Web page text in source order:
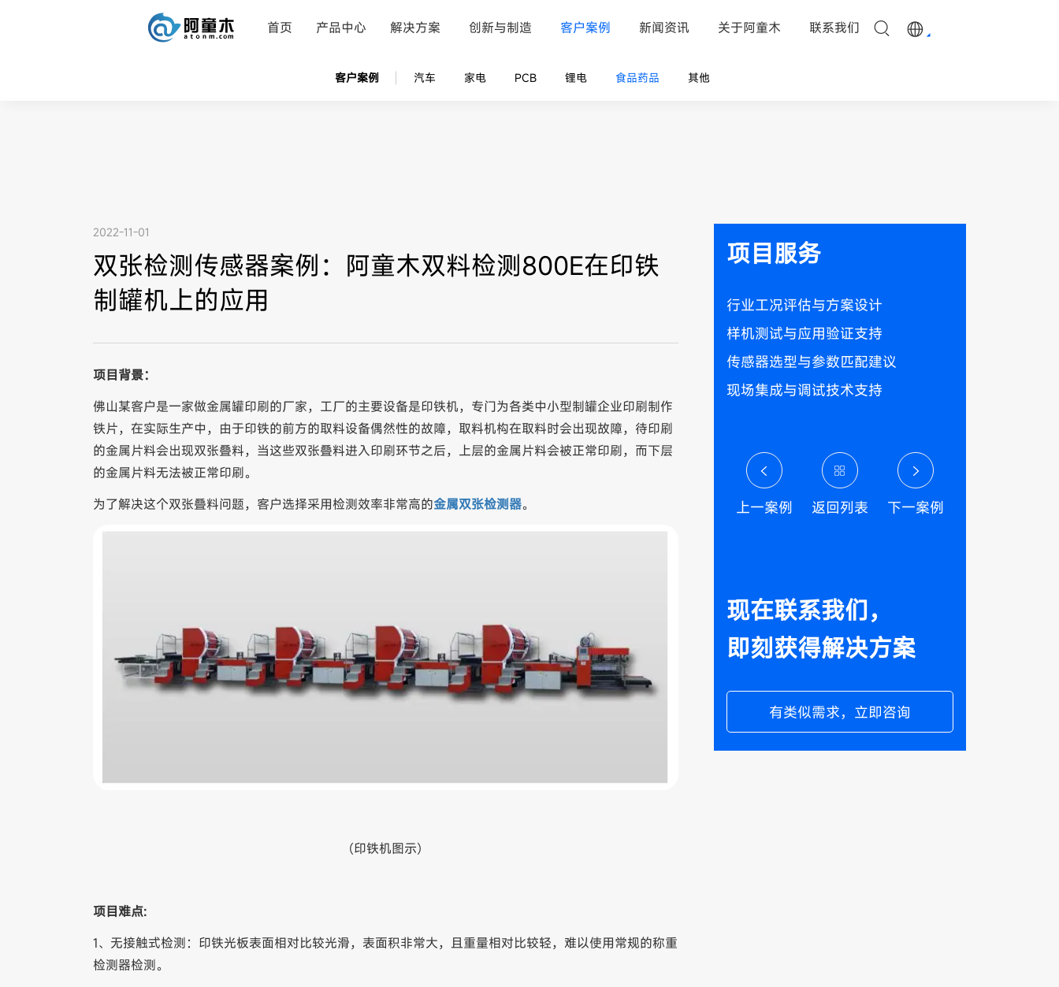
首页 产品中心 解决方案 创新与制造 客户案例
客户案例 汽车 家电 PCB 锂电 食品药品 其他
新闻资讯 关于阿童木 联系我们
2022-11-01
双张检测传感器案例：阿童木双料检测800E在印铁
制罐机上的应用
项目背景：
佛山某客户是一家做金属罐印刷的厂家，工厂的主要设备是印铁机，专门为各类中小型制罐企业印刷制作
铁片，在实际生产中，由于印铁的前方的取料设备偶然性的故障，取料机构在取料时会出现故障，待印刷
的金属片料会出现双张叠料，当这些双张叠料进入印刷环节之后，上层的金属片料会被正常印刷，而下层
的金属片料无法被正常印刷。
为了解决这个双张叠料问题，客户选择采用检测效率非常高的金属双张检测器。
（印铁机图示）
项目难点:
1、无接触式检测：印铁光板表面相对比较光滑，表面积非常大，且重量相对比较轻，难以使用常规的称重
检测器检测。
项目服务
行业工况评估与方案设计
样机测试与应用验证支持
传感器选型与参数匹配建议
现场集成与调试技术支持
上一案例 返回列表 下一案例
现在联系我们，
即刻获得解决方案
有类似需求，立即咨询